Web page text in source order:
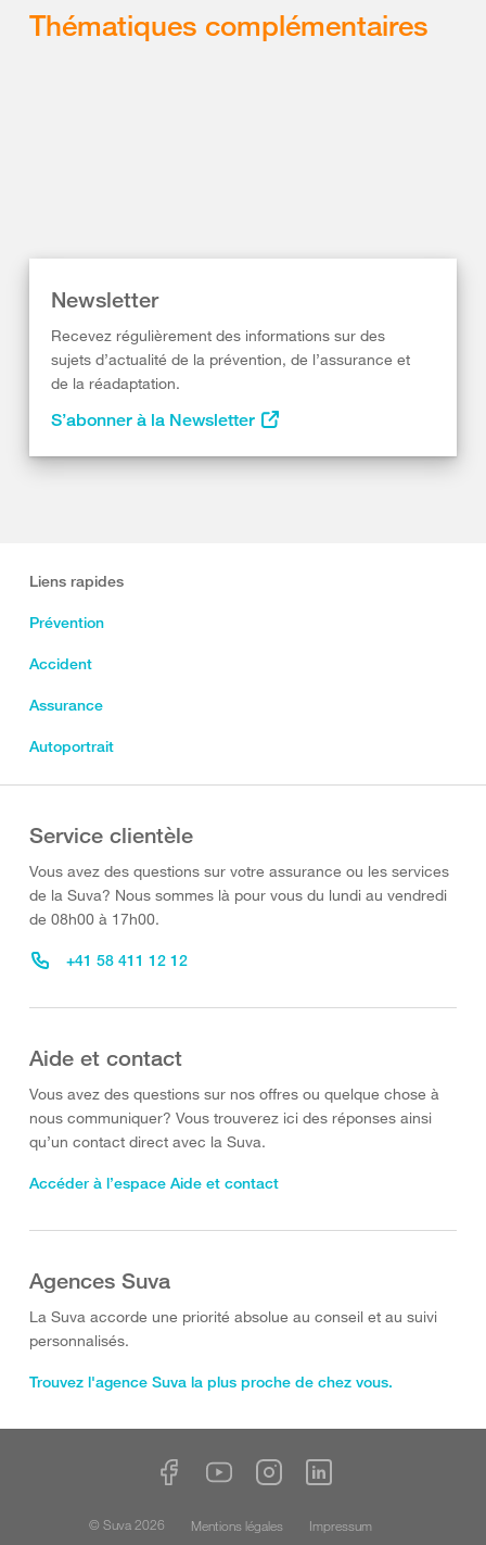
Thématiques complémentaires
Newsletter
Recevez régulièrement des informations sur des
sujets d’actualité de la prévention, de l’assurance et
de la réadaptation.
S’abonner à la Newsletter
Liens rapides
Prévention
Accident
Assurance
Autoportrait
Service clientèle
Vous avez des questions sur votre assurance ou les services
de la Suva? Nous sommes là pour vous du lundi au vendredi
de 08h00 à 17h00.
+41 58 411 12 12
Aide et contact
Vous avez des questions sur nos offres ou quelque chose à
nous communiquer? Vous trouverez ici des réponses ainsi
qu’un contact direct avec la Suva.
Accéder à l’espace Aide et contact
Agences Suva
La Suva accorde une priorité absolue au conseil et au suivi
personnalisés.
Trouvez l'agence Suva la plus proche de chez vous.
© Suva 2026 Mentions légales Impressum